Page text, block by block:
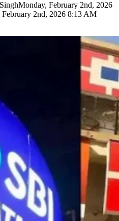
Monday, February 2nd, 2026
2nd, 2026 8:13 AM